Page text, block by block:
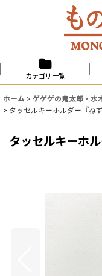
カテゴリ一覧
ホーム > ゲゲゲの鬼太郎・水
> タッセルキーホルダー『ねず
タッセルキーホル